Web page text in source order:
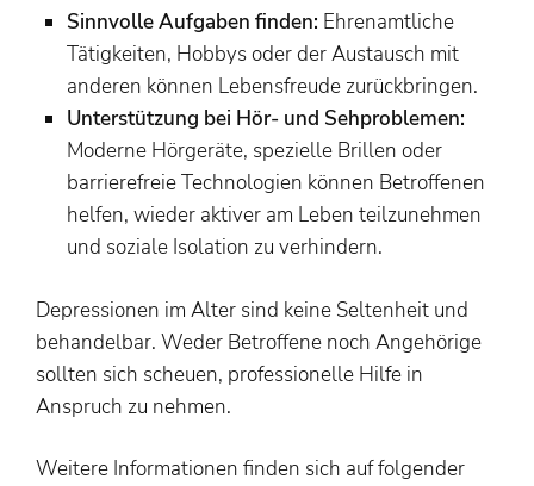
Sinnvolle Aufgaben finden: Ehrenamtliche
Tätigkeiten, Hobbys oder der Austausch mit
anderen können Lebensfreude zurückbringen.
Unterstützung bei Hör- und Sehproblemen:
Moderne Hörgeräte, spezielle Brillen oder
barrierefreie Technologien können Betroffenen
helfen, wieder aktiver am Leben teilzunehmen
und soziale Isolation zu verhindern.
Depressionen im Alter sind keine Seltenheit und
behandelbar. Weder Betroffene noch Angehörige
sollten sich scheuen, professionelle Hilfe in
Anspruch zu nehmen.
Weitere Informationen finden sich auf folgender